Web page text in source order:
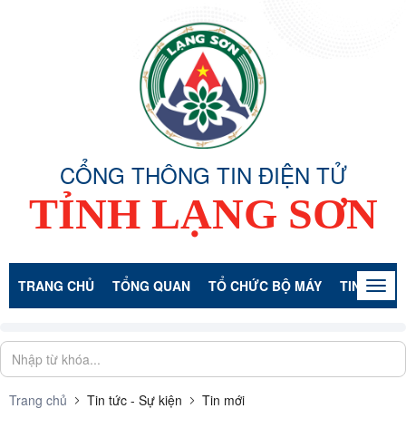
CỔNG THÔNG TIN ĐIỆN TỬ
TỈNH LẠNG SƠN
TRANG CHỦ TỔNG QUAN TỔ CHỨC BỘ MÁY TIN TỨC -
Trang chủ Tin tức - Sự kiện Tin mới